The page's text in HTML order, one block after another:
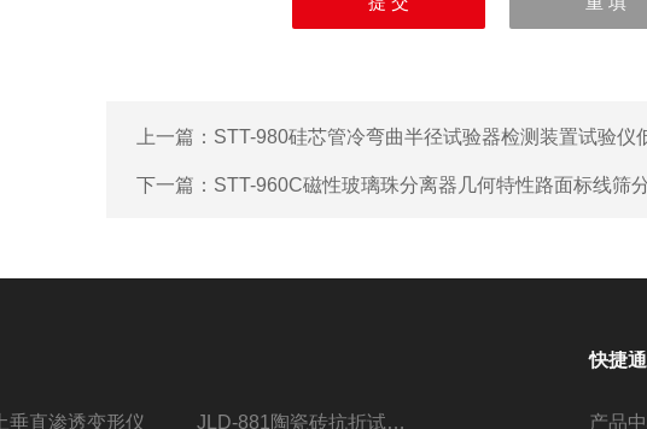
上一篇： STT-980硅芯管冷弯曲半径试验器检测装置试验仪
下一篇： STT-960C磁性玻璃珠分离器几何特性路面标线筛
垂直渗透变形仪 JLD-881陶瓷砖抗折试验机仪器
快捷
产品